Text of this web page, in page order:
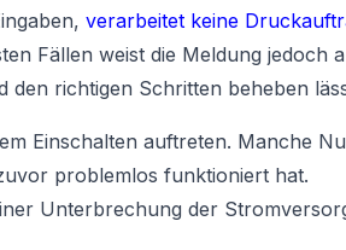
verarbeitet keine
Fällen weist die Meldung jedoch
den richtigen Schritten beheben
Einschalten auftreten. Manche
problemlos funktioniert hat.
Unterbrechung der